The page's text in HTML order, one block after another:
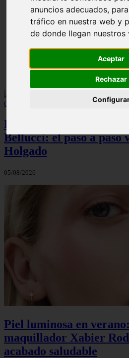
anuncios adecuados,
tráfico en nuestra web y
de donde llegan nuestros
Aceptar
Rechazar
¿Cuál es la mejor crema
El maquillaje atemporal
Bellucci: el paso a
Holgado
05/08/2026
Piel luminosa en
maquillador Xabier
acabado saludable